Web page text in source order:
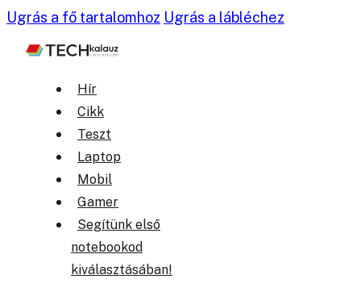
Ugrás a fő tartalomhoz Ugrás a lábléchez
Hír
Cikk
Teszt
Laptop
Mobil
Gamer
Segítünk első
notebookod
kiválasztásában!